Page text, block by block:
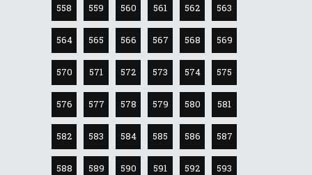
558 559 560 561 562 563
564 565 566 567 568 569
570 571 572 573 574 575
576 577 578 579 580 581
582 583 584 585 586 587
588 589 590 591 592 593